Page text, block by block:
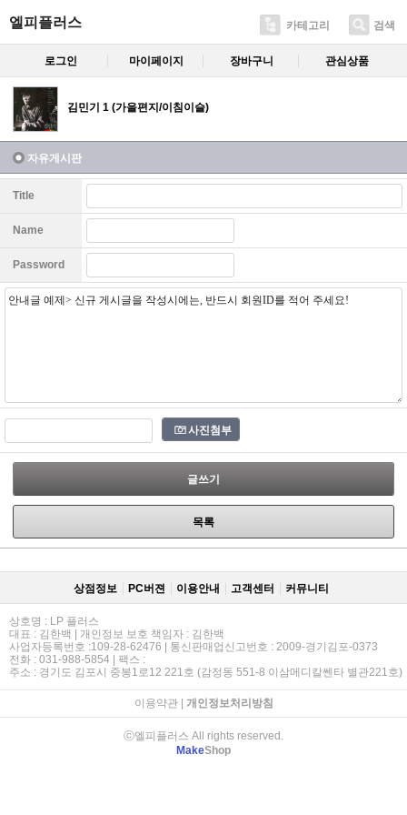
엘피플러스 카테고리 검색
로그인 마이페이지 장바구니 관심상품
김민기 1 (가을편지/이침이슬)
자유게시판
Title
Name
Password
사진첨부
글쓰기
목록
상점정보 PC버젼 이용안내 고객센터 커뮤니티
상호명 : LP 플러스
대표 : 김한백 | 개인정보 보호 책임자 : 김한백
사업자등록번호 :109-28-62476 | 통신판매업신고번호 : 2009-경기김포-0373
전화 : 031-988-5854 | 팩스 :
주소 : 경기도 김포시 중봉1로12 221호 (감정동 551-8 이삼메디칼쎈타 별관221호)
이용약관| 개인정보처리방침
ⓒ엘피플러스 All rights reserved.
MakeShop